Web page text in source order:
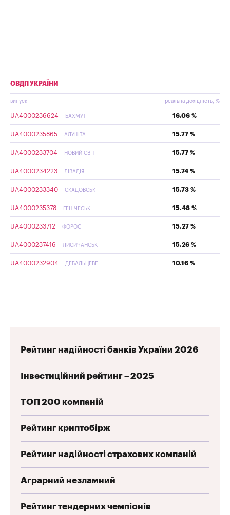
ОВДП УКРАЇНИ
випуск реальна дохідність, %
UA4000236624 БАХМУТ 16.06 %
UA4000235865 АЛУШТА 15.77 %
UA4000233704 НОВИЙ СВІТ 15.77 %
UA4000234223 ЛІВАДІЯ 15.74 %
UA4000233340 СКАДОВСЬК 15.73 %
UA4000235378 ГЕНІЧЕСЬК 15.48 %
UA4000233712 ФОРОС 15.27 %
UA4000237416 ЛИСИЧАНСЬК 15.26 %
UA4000232904 ДЕБАЛЬЦЕВЕ 10.16 %
Рейтинг надійності банків України 2026
Інвестиційний рейтинг – 2025
ТОП 200 компаній
Рейтинг криптобірж
Рейтинг надійності страхових компаній
Аграрний незламний
Рейтинг тендерних чемпіонів